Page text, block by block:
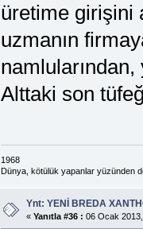
üretime girişini
uzmanın
Alttaki son
1968
Dünya, kötülük yapanlar yüzünden
Ynt: YENİ BREDA
« Yanıtla #36 : 06 Ocak